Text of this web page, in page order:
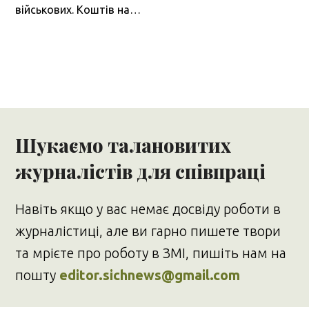
військових. Коштів на…
Шукаємо талановитих
журналістів для співпраці
Навіть якщо у вас немає досвіду роботи в
журналістиці, але ви гарно пишете твори
та мрієте про роботу в ЗМІ, пишіть нам на
пошту editor.sichnews@gmail.com